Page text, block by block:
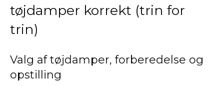
tøjdamper korrekt (trin for
trin)
Valg af tøjdamper, forberedelse og
opstilling